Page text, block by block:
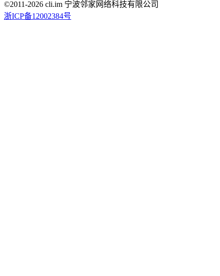
©2011-2026 cli.im 宁波邻家网络科技有限公司
浙ICP备12002384号